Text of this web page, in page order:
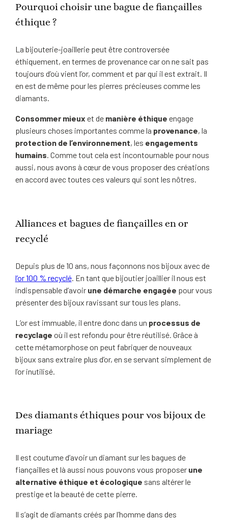
Pourquoi choisir une bague de fiançailles
éthique ?
La bijouterie-joaillerie peut être controversée
éthiquement, en termes de provenance car on ne sait pas
toujours d’où vient l’or, comment et par qui il est extrait. Il
en est de même pour les pierres précieuses comme les
diamants.
Consommer mieux et de manière éthique engage
plusieurs choses importantes comme la provenance, la
protection de l’environnement, les engagements
humains. Comme tout cela est incontournable pour nous
aussi, nous avons à cœur de vous proposer des créations
en accord avec toutes ces valeurs qui sont les nôtres.
Alliances et bagues de fiançailles en or
recyclé
Depuis plus de 10 ans, nous façonnons nos bijoux avec de
l’or 100 % recyclé. En tant que bijoutier joaillier il nous est
indispensable d’avoir une démarche engagée pour vous
présenter des bijoux ravissant sur tous les plans.
L’or est immuable, il entre donc dans un processus de
recyclage où il est refondu pour être réutilisé. Grâce à
cette métamorphose on peut fabriquer de nouveaux
bijoux sans extraire plus d’or, en se servant simplement de
l’or inutilisé.
Des diamants éthiques pour vos bijoux de
mariage
Il est coutume d’avoir un diamant sur les bagues de
fiançailles et là aussi nous pouvons vous proposerune
alternative éthique et écologique sans altérer le
prestige et la beauté de cette pierre.
Il s’agit de diamants créés par l’homme dans des